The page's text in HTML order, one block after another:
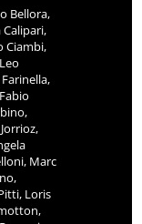
Bellora,
Ciambi,
Marc
Loris